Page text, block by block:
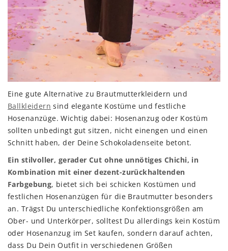
Eine gute Alternative zu Brautmutterkleidern und
Ballkleidern sind elegante Kostüme und festliche
Hosenanzüge. Wichtig dabei: Hosenanzug oder Kostüm
sollten unbedingt gut sitzen, nicht einengen und einen
Schnitt haben, der Deine Schokoladenseite betont.
Ein stilvoller, gerader Cut ohne unnötiges Chichi, in
Kombination mit einer dezent-zurückhaltenden
Farbgebung, bietet sich bei schicken Kostümen und
festlichen Hosenanzügen für die Brautmutter besonders
an. Trägst Du unterschiedliche Konfektionsgrößen am
Ober- und Unterkörper, solltest Du allerdings kein Kostüm
oder Hosenanzug im Set kaufen, sondern darauf achten,
dass Du Dein Outfit in verschiedenen Größen